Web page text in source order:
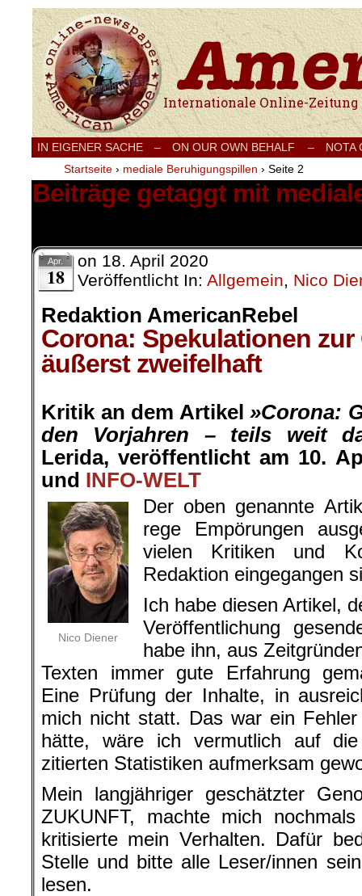
Internationale Onlinezeitung für Frieden,
IN EIGENER SACHE – ON OUR OWN BEHALF –
NOTA
Startseite › mediale Beruhigungspillen › Seite 2
Beiträge getaggt mit
Apr.
18
on 18. April 2020
Veröffentlicht In: Allgemein, Nico
Redaktion AmericanRebel
Corona: Spekulationen
äußerst zweifelhaft
Kritik an dem Artikel »Corona:
den Vorjahren – teils weit
Lerida, veröffentlicht am 10.
und INFO-WELT
Nico Diener
Der oben genannte
rege Empörungen
vielen Kritiken und
Redaktion eingegangen
Ich habe diesen Artikel,
Veröffentlichung
habe ihn, aus
Texten immer gute Erfahrung
Eine Prüfung der Inhalte, in
mich nicht statt. Das war ein
hätte, wäre ich vermutlich auf
zitierten Statistiken aufmerksam
Mein langjähriger geschätzter
ZUKUNFT, machte mich
kritisierte mein Verhalten. Dafür
Stelle und bitte alle Leser/innen
lesen.